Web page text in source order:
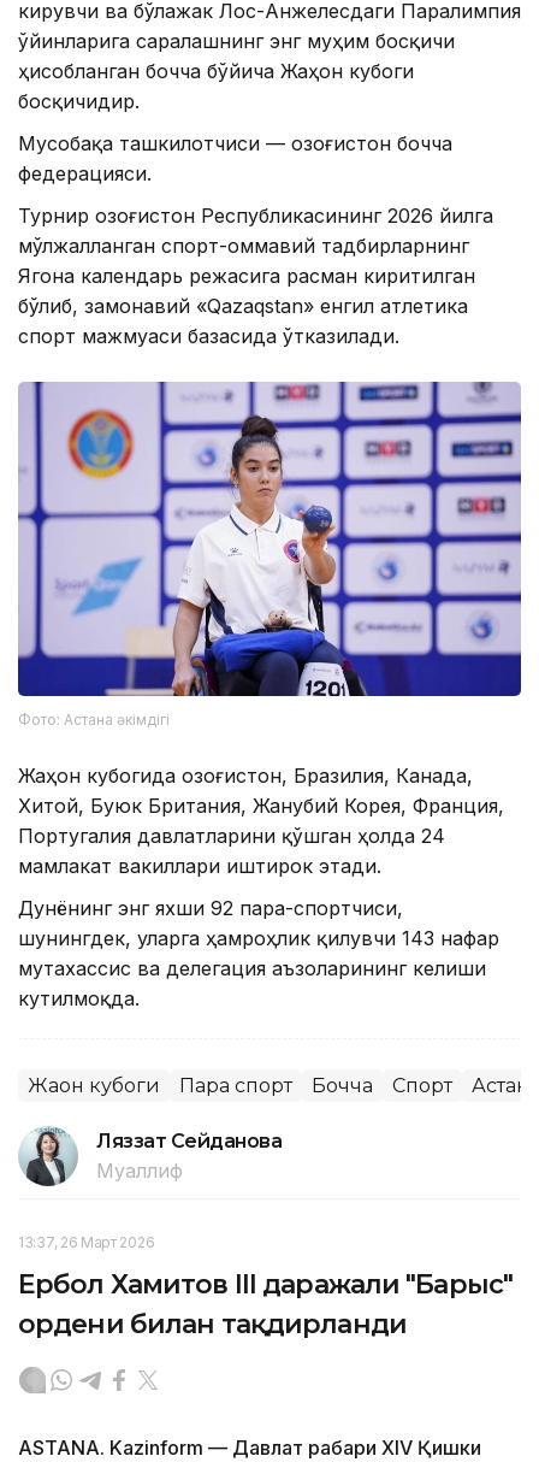
кирувчи ва бўлажак Лос-Анжелесдаги Паралимпия
ўйинларига саралашнинг энг муҳим босқичи
ҳисобланган бочча бўйича Жаҳон кубоги
босқичидир.
Мусобақа ташкилотчиси — Қозоғистон бочча
федерацияси.
Турнир Қозоғистон Республикасининг 2026 йилга
мўлжалланган спорт-оммавий тадбирларнинг
Ягона календарь режасига расман киритилган
бўлиб, замонавий «Qazaqstan» енгил атлетика
спорт мажмуаси базасида ўтказилади.
Фото: Астана әкімдігі
Жаҳон кубогида Қозоғистон, Бразилия, Канада,
Хитой, Буюк Британия, Жанубий Корея, Франция,
Португалия давлатларини қўшган ҳолда 24
мамлакат вакиллари иштирок этади.
Дунёнинг энг яхши 92 пара-спортчиси,
шунингдек, уларга ҳамроҳлик қилувчи 143 нафар
мутахассис ва делегация аъзоларининг келиши
кутилмоқда.
Жаҳон кубоги Пара спорт Бочча Спорт Астана
Ляззат Сейданова
Муаллиф
13:37, 26 Март 2026
Ербол Хамитов III даражали "Барыс"
ордени билан тақдирланди
ASTANA. Kazinform — Давлат раҳбари XIV Қишки